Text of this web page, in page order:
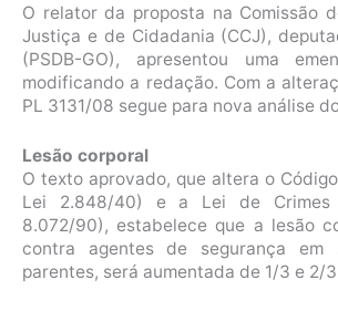
O relator da proposta na Comissão
Justiça e de Cidadania (CCJ),
(PSDB-GO), apresentou uma
modificando a redação. Com a
PL 3131/08 segue para nova análise
Lesão corporal
O texto aprovado, que altera o
Lei 2.848/40) e a Lei de Crimes
8.072/90), estabelece que a lesão
contra agentes de segurança em
parentes, será aumentada de 1/3 e 2/